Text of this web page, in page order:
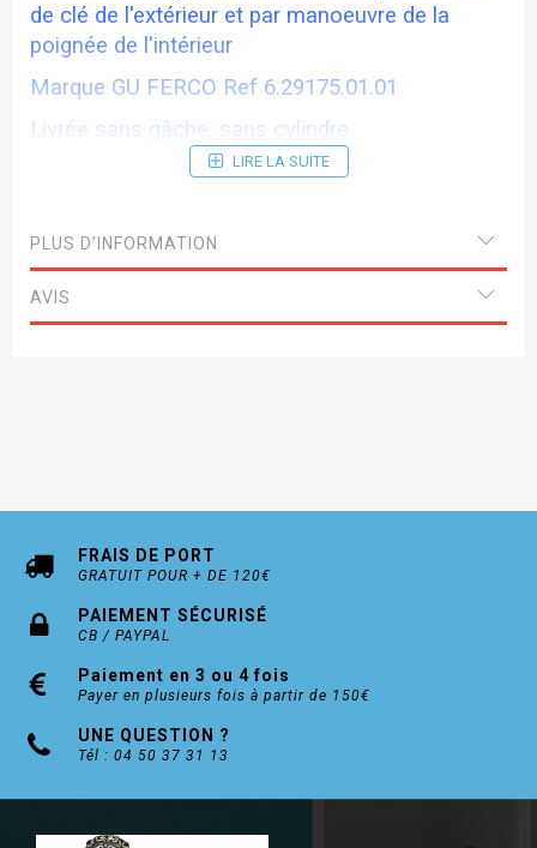
de clé de l'extérieur et par manoeuvre de la
poignée de l'intérieur
Marque GU FERCO Ref 6.29175.01.01
Livrée sans gâche, sans cylindre
Nombre de points de verrouillage : 3
Gâches en supplément
Sens à préciser
LIRE LA SUITE
PLUS D’INFORMATION
AVIS
FRAIS DE PORT
GRATUIT POUR + DE 120€
PAIEMENT SÉCURISÉ
CB / PAYPAL
Paiement en 3 ou 4 fois
Payer en plusieurs fois à partir de 150€
UNE QUESTION ?
Tél : 04 50 37 31 13